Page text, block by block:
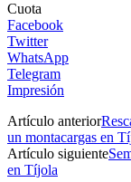
Cuota
Facebook
Twitter
WhatsApp
Telegram
Impresión
Artículo anterior
un montacargas en
Artículo siguiente
en Tíjola